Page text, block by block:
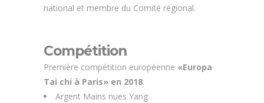
national et membre du Comité régional.
Compétition
Première compétition européenne «Europa
Tai chi à Paris» en 2018.
Argent Mains nues Yang